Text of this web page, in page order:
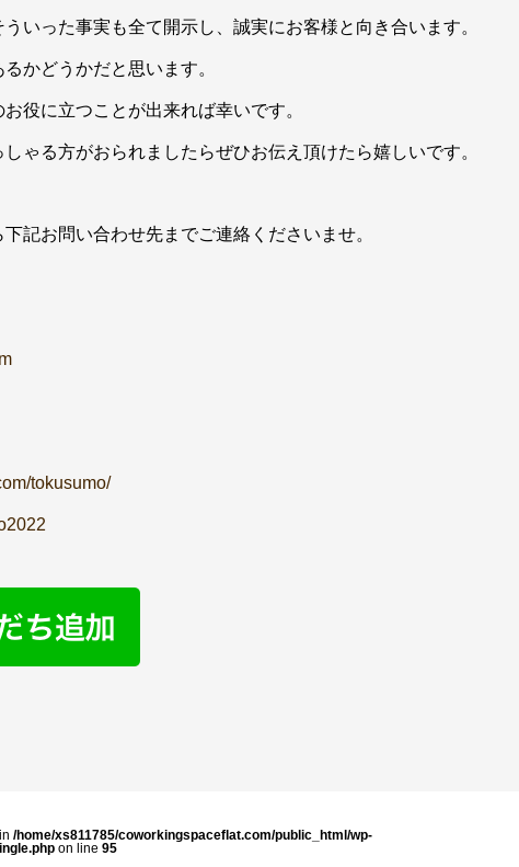
いった事実も全て開示し、誠実にお客様と向き合います。
かどうかだと思います。
役に立つことが出来れば幸いです。
ゃる方がおられましたらぜひお伝え頂けたら嬉しいです。
記お問い合わせ先までご連絡くださいませ。
tokusumo/
/home/xs811785/coworkingspaceflat.com/public_html/wp-
on line 95